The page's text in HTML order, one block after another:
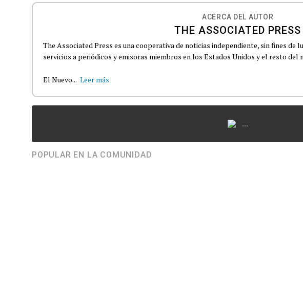
ACERCA DEL AUTOR
THE ASSOCIATED PRESS
The Associated Press es una cooperativa de noticias independiente, sin fines de
servicios a periódicos y emisoras miembros en los Estados Unidos y el resto del
El Nuevo... Leer más
...
POPULAR EN LA COMUNIDAD